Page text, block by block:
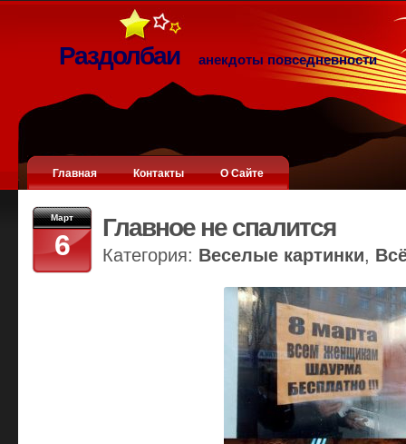
Раздолбаи анекдоты повседневности
Главная Контакты О Сайте
Март
6
Главное не спалится
Категория: Веселые картинки,